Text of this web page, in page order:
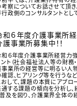
考察についてお話させて頂
政側のコンサルタントとし
和６年度介護事業
護事業所募集中！！
和６年度介護事業所経営力
ト（社会福祉法人等の財務
業所の経営等に明るい人
確認、ヒアリング等を行うな
おして、課題の本質にアプロ
する課題の傾向を分析し､
を図り、介護業界全体の